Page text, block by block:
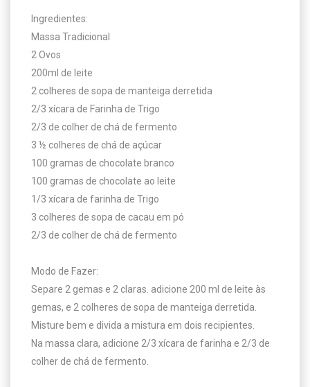
Ingredientes:
Massa Tradicional
2 Ovos
200ml de leite
2 colheres de sopa de manteiga derretida
2/3 xícara de Farinha de Trigo
2/3 de colher de chá de fermento
3 ½ colheres de chá de açúcar
100 gramas de chocolate branco
100 gramas de chocolate ao leite
1/3 xícara de farinha de Trigo
3 colheres de sopa de cacau em pó
2/3 de colher de chá de fermento
Modo de Fazer:
Separe 2 gemas e 2 claras. adicione 200 ml de leite às
gemas, e 2 colheres de sopa de manteiga derretida.
Misture bem e divida a mistura em dois recipientes.
Na massa clara, adicione 2/3 xícara de farinha e 2/3 de
colher de chá de fermento.